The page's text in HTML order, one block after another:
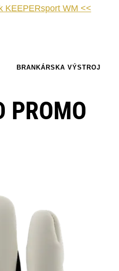
KEEPERsport WM <<
BRANKÁRSKA VÝSTROJ
PROMO